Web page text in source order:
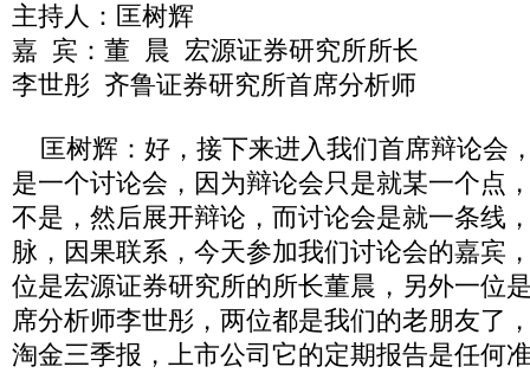
主持人：匡树辉
嘉 宾：董 晨 宏源证券研究所所长
李世彤 齐鲁证券研究所首席分析师
匡树辉：好，接下来进入我们首席辩论会
是一个讨论会，因为辩论会只是就某一个点
不是，然后展开辩论，而讨论会是就一条线
脉，因果联系，今天参加我们讨论会的嘉宾
位是宏源证券研究所的所长董晨，另外一位
席分析师李世彤，两位都是我们的老朋友了
淘金三季报，上市公司它的定期报告是任何